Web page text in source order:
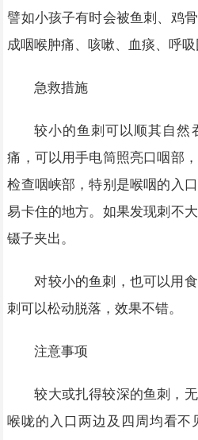
譬如小孩子有时会被鱼刺、鸡
成咽喉肿痛、咳嗽、血痰、呼吸
急救措施
较小的鱼刺可以顺其自然
痛，可以用手电筒照亮口咽部
检查咽峡部，特别是喉咽的入
易卡住的地方。如果发现刺不
镊子夹出。
对较小的鱼刺，也可以用
刺可以松动脱落，效果不错。
注意事项
较大或扎得较深的鱼刺，
喉咙的入口两边及四周均看不